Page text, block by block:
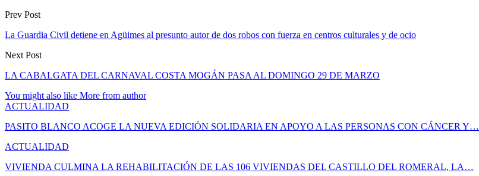
Prev Post
La Guardia Civil detiene en Agüimes al presunto autor de dos robos con fuerza en centros culturales y de ocio
Next Post
LA CABALGATA DEL CARNAVAL COSTA MOGÁN PASA AL DOMINGO 29 DE MARZO
You might also like More from author
ACTUALIDAD
PASITO BLANCO ACOGE LA NUEVA EDICIÓN SOLIDARIA EN APOYO A LAS PERSONAS CON CÁNCER Y…
ACTUALIDAD
VIVIENDA CULMINA LA REHABILITACIÓN DE LAS 106 VIVIENDAS DEL CASTILLO DEL ROMERAL, LA…